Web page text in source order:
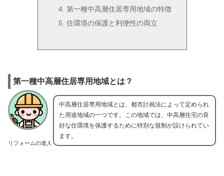
第一種中高層住居専用地域の特徴
住環境の保護と利便性の両立
第一種中高層住居専用地域とは？
リフォームの達人
中高層住居専用地域とは、都市計画法によって定められ
た用途地域の一つです。この地域では、中高層住宅の良
好な住環境を保護するために特別な規制が設けられてい
ます。